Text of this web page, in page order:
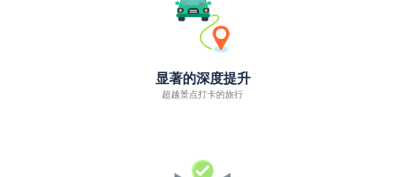
显著的深度提升
超越景点打卡的旅行